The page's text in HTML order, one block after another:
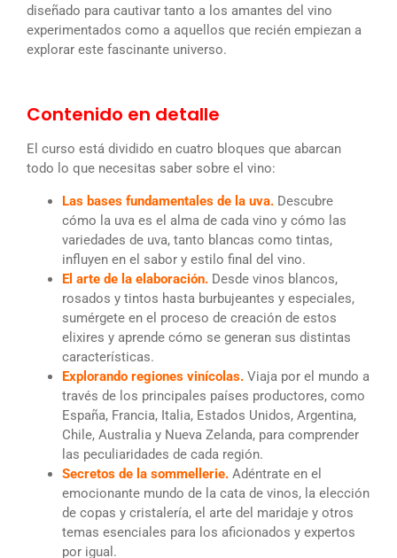
diseñado para cautivar tanto a los amantes del vino
experimentados como a aquellos que recién empiezan a
explorar este fascinante universo.
Contenido en detalle
El curso está dividido en cuatro bloques que abarcan
todo lo que necesitas saber sobre el vino:
Las bases fundamentales de la uva. Descubre
cómo la uva es el alma de cada vino y cómo las
variedades de uva, tanto blancas como tintas,
influyen en el sabor y estilo final del vino.
El arte de la elaboración. Desde vinos blancos,
rosados y tintos hasta burbujeantes y especiales,
sumérgete en el proceso de creación de estos
elixires y aprende cómo se generan sus distintas
características.
Explorando regiones vinícolas. Viaja por el mundo a
través de los principales países productores, como
España, Francia, Italia, Estados Unidos, Argentina,
Chile, Australia y Nueva Zelanda, para comprender
las peculiaridades de cada región.
Secretos de la sommellerie. Adéntrate en el
emocionante mundo de la cata de vinos, la elección
de copas y cristalería, el arte del maridaje y otros
temas esenciales para los aficionados y expertos
por igual.